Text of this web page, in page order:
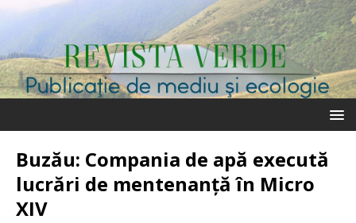
Buzău: Compania de apă execută
lucrări de mentenanță în Micro
XIV